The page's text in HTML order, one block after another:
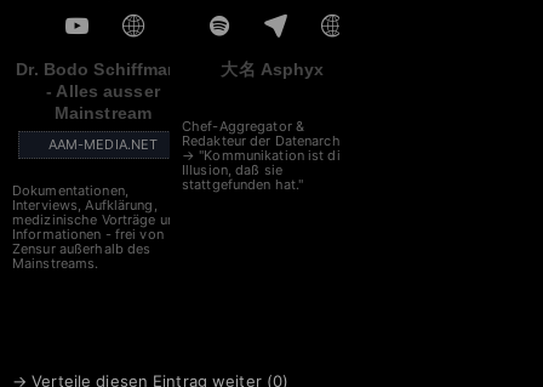
Dr. Bodo Schiffmann
- Alles ausser
Mainstream
AAM-MEDIA.NET
Dokumentationen,
Interviews, Aufklärung,
medizinische Vorträge und
Informationen - frei von
Zensur außerhalb des
Mainstreams.
大名 Asphyx
Chef-Aggregator &
Redakteur der Datenarche
→ "Kommunikation ist die
Illusion, daß sie
stattgefunden hat."
→ Verteile diesen Eintrag weiter (0)